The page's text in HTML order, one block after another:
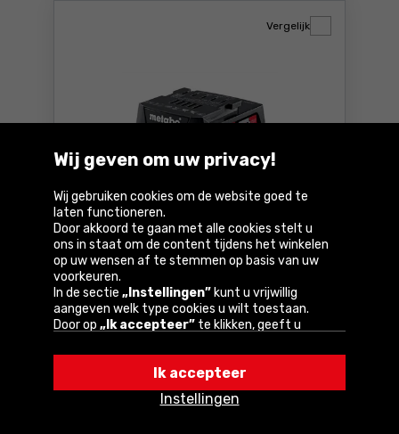
Accu 12V 2.0Ah Li-Power Metabo
625406000
54€
Beschikbaar:2 st.
Vergelijk
Bestel
Accu 12V 2.0Ah Li-Power
Wij geven om uw privacy!
Wij gebruiken cookies om de website goed te
laten functioneren.
Door akkoord te gaan met alle cookies stelt u
ons in staat om de content tijdens het winkelen
op uw wensen af te stemmen op basis van uw
voorkeuren.
In de sectie „Instellingen” kunt u vrijwillig
aangeven welk type cookies u wilt toestaan.
Door op „Ik accepteer” te klikken, geeft u
volgens de instellingen van uw browser.
U kunt uw keuze te allen tijde wijzigen door op
„Instellingen”in het cookiebeleid te klikken.
Een van onze partners is Google.
Instellingen
Ik accepteer